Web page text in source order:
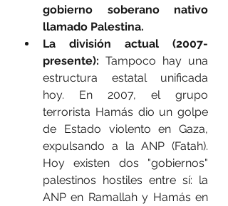
gobierno soberano nativo
llamado Palestina.
La división actual (2007-
presente): Tampoco hay una
estructura estatal unificada
hoy. En 2007, el grupo
terrorista Hamás dio un golpe
de Estado violento en Gaza,
expulsando a la ANP (Fatah).
Hoy existen dos "gobiernos"
palestinos hostiles entre sí: la
ANP en Ramallah y Hamás en